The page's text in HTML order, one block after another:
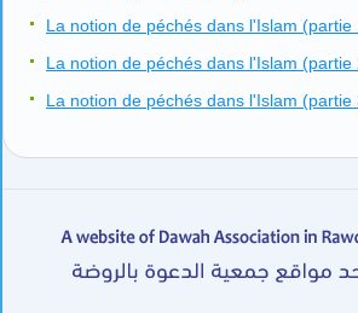
La notion de péchés dans l'Islam (partie
La notion de péchés dans l'Islam (partie
La notion de péchés dans l'Islam (partie